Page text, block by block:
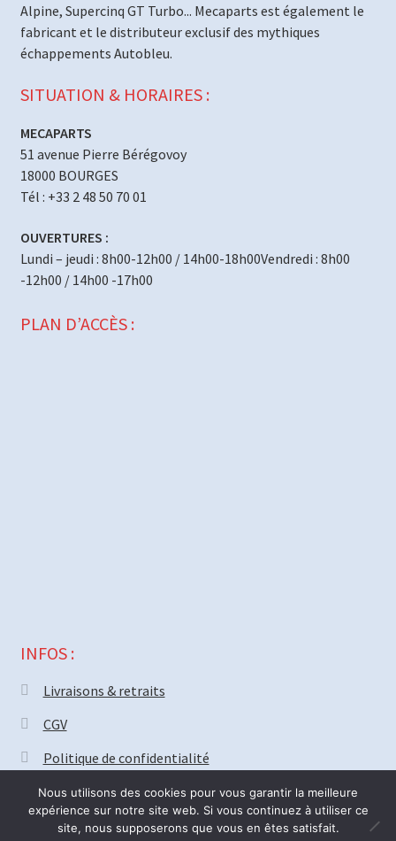
Nous serons fermé vendredi 31 Juillet pour deux semaines. Bonnes
Alpine, Supercinq GT Turbo... Mecaparts est également le
fabricant et le distributeur exclusif des mythiques
échappements Autobleu.
SITUATION & HORAIRES :
MECAPARTS
51 avenue Pierre Bérégovoy
18000 BOURGES
Tél : +33 2 48 50 70 01
OUVERTURES :
Lundi – jeudi : 8h00-12h00 / 14h00-18h00Vendredi : 8h00
-12h00 / 14h00 -17h00
PLAN D’ACCÈS :
INFOS :
Livraisons & retraits
CGV
Politique de confidentialité
© MECAPARTS 2021 ~ création siteWeb18.net
Nous utilisons des cookies pour vous garantir la meilleure
expérience sur notre site web. Si vous continuez à utiliser ce
site, nous supposerons que vous en êtes satisfait.